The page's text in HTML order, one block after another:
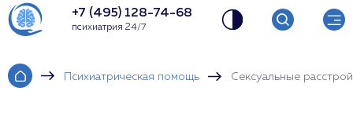
+7 (495) 128-74-68
психиатрия 24/7
Психиатрическая помощь Сексуальные